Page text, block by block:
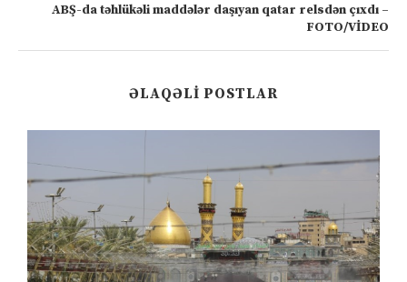
ABŞ-da təhlükəli maddələr daşıyan qatar relsdən çıxdı –
FOTO/VİDEO
ƏLAQƏLI POSTLAR